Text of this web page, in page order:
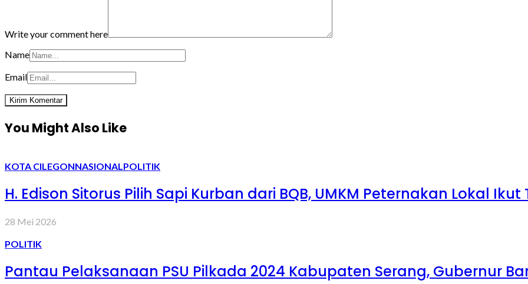
Write your comment here
Name
Email
You Might Also Like
KOTA CILEGONNASIONAL POLITIK
H. Edison Sitorus Pilih Sapi Kurban dari BQB, UMKM Peternakan Lokal
28 Mei 2026
POLITIK
Pantau Pelaksanaan PSU Pilkada 2024 Kabupaten Serang, Gubernur